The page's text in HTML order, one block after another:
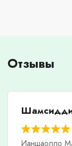
Отзывы
Ианшаолло